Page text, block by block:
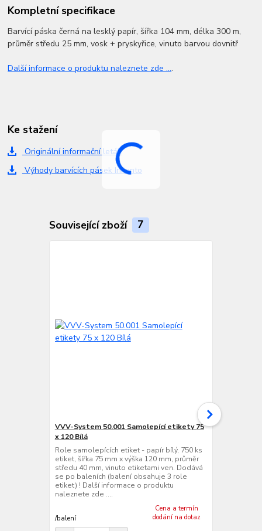
Kompletní specifikace
Barvící páska černá na lesklý papír, šířka 104 mm, délka 300 m,
průměr středu 25 mm, vosk + pryskyřice, vinuto barvou dovnitř
Další informace o produktu naleznete zde ....
Ke stažení
Originální informační leták
Výhody barvících pásek Inkanto
Související zboží 7
VVV-System 50.001 Samolepící etikety 75
x 120 Bílá
Role samolepících etiket - papír bílý, 750 ks
etiket, šířka 75 mm x výška 120 mm, průměr
středu 40 mm, vinuto etiketami ven. Dodává
se po baleních (balení obsahuje 3 role
etiket) ! Další informace o produktu
naleznete zde ....
/balení
Cena a termín
dodání na dotaz